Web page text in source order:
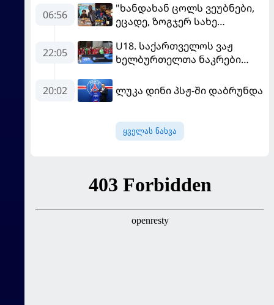
06:56
"ხანდახან ცოლს ვეუბნები,
ეცადე, ზოგჯერ სახე
ამას მპასუხობს..." -
დემბელემ მეუღლის შესახებ
22:05
U18. საქართველოს ვაჟ
ხელბურთელთა ნაკრები
დაწინაურდა
20:02 ლუკა დინი პსჟ-ში დაბრუნდა
ყველას ნახვა